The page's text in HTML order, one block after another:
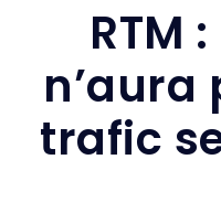
RTM
n’aura
trafic